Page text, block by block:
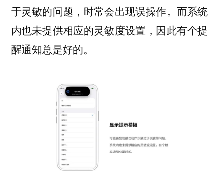
于灵敏的问题，时常会出现误操作。而系统
内也未提供相应的灵敏度设置，因此有个提
醒通知总是好的。